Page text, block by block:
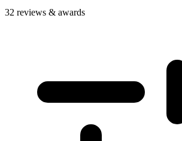
32 reviews & awards